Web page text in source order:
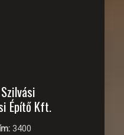
Építő Kft.
3400